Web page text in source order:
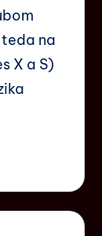
na
X a S)